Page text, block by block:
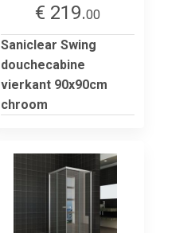
€ 219.00
Saniclear Swing
douchecabine
vierkant 90x90cm
chroom